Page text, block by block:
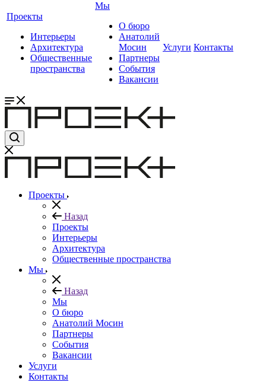
Проекты
Интерьеры
Архитектура
Общественные
пространства
Мы
О бюро
Анатолий
Мосин
Партнеры
События
Вакансии
Услуги Контакты
Проекты
Назад
Проекты
Интерьеры
Архитектура
Общественные пространства
Мы
Назад
Мы
О бюро
Анатолий Мосин
Партнеры
События
Вакансии
Услуги
Контакты